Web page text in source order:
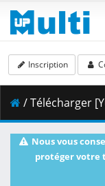
Inscription
/ Télécharger [Yumeko] Kakegurui -
Nous vous
protéger votre